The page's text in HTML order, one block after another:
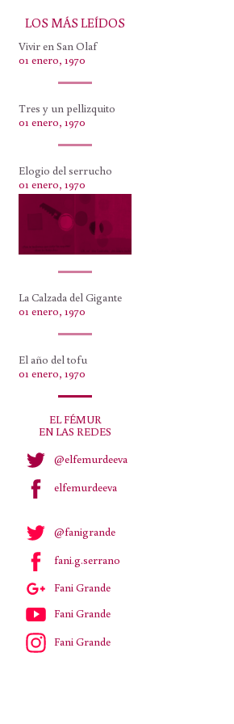
LOS MÁS LEÍDOS
Vivir en San Olaf
01 enero, 1970
Tres y un pellizquito
01 enero, 1970
Elogio del serrucho
01 enero, 1970
La Calzada del Gigante
01 enero, 1970
El año del tofu
01 enero, 1970
EL FÉMUR
EN LAS REDES
@elfemurdeeva
elfemurdeeva
@fanigrande
fani.g.serrano
Fani Grande
Fani Grande
Fani Grande